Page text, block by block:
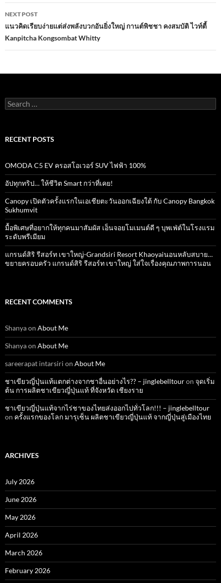
NEXT POST
แนวคิดเรียบง่ายแต่ส่งพลังบวกอันยิ่งใหญ่ กานต์พิชชา คงสมบัติ ไวท์ตี้
Kanpitcha Kongsombat Whitty
Search
for:
RECENT POSTS
OMODA C5 EV ครอสโอเวอร์ SUV ไฟฟ้า 100%
อัปทุกทริป… ให้ชีวิต Smart กว่าที่เคย!
Canopy เปิดตัวครั้งแรกในเอเชียตะวันออกเฉียงใต้ กับ Canopy Bangkok
Sukhumvit
มื้อพิเศษที่อยากให้ทุกคนมาสัมผัส เอ็นจอยโมเมนต์ดี ๆ บุพเฟ่ต์ในโรงแรม
ระดับพรีเมียม
แกรนด์สิริ​ รีสอร์ท​ เขาใหญ่​-Grandsiri​ Resort​ Khaoyaiนอนหลับสบาย…
ขยายครอบครัว แกรนด์สิริ รีสอร์ท เขาใหญ่ ใส่ใจเรื่องคุณภาพการนอน
RECENT COMMENTS
Shanyaon About Me
Shanyaon About Me
sareerapat intarsiri on About Me
ชาเขียวญี่ปุ่นแท้แตกต่างจากชาอื่นอย่างไร?? – jinglebelltouron จุดเริ่ม
ต้น การผลิตชาเขียวญี่ปุ่นแท้ ที่จังหวัด เชียงราย
ชาเขียวญี่ปุ่นแท้จากไร่ชาของไทยส่งออกไปทั่วโลก!!! – jinglebelltour
on ครั้งแรกของโลก มารุเซ็น ผลิตชาเขียวญี่ปุ่นแท้ จากญี่ปุ่นสู่เมืองไทย
ARCHIVES
July 2026
June 2026
May 2026
April 2026
March 2026
February 2026